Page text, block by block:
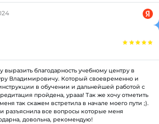
выразить благодарность учебному центру в
Владимировичу. Который своевременно и
в обучении и дальнейшей работой с
пройдена, урааа! Так же хочу отметить
так скажем встретила в начале моего пути ;).
и разъяснила все вопросы которые меня
довольна, рекомендую!